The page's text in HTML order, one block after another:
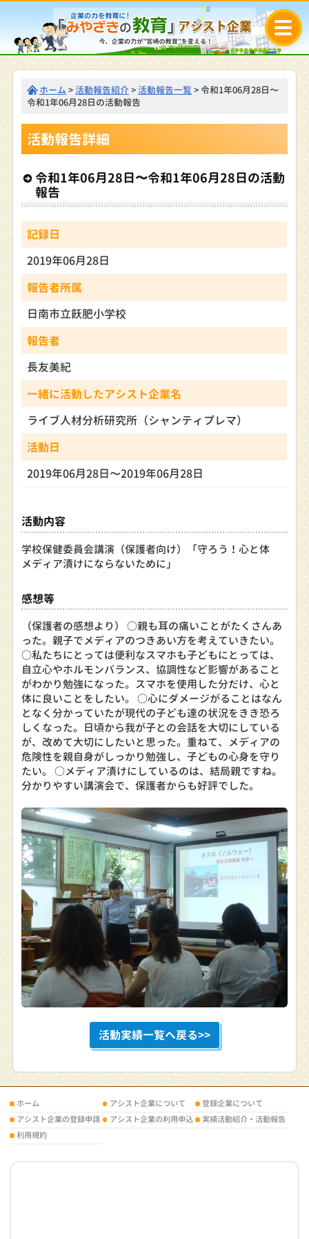
ホーム > 活動報告紹介 > 活動報告一覧> 令和1年06月28日〜
令和1年06月28日の活動報告
活動報告詳細
令和1年06月28日〜令和1年06月28日の活動
報告
記録日
2019年06月28日
報告者所属
日南市立飫肥小学校
報告者
長友美紀
一緒に活動したアシスト企業名
ライブ人材分析研究所（シャンティプレマ）
活動日
2019年06月28日〜2019年06月28日
活動内容
学校保健委員会講演（保護者向け）「守ろう！心と体
メディア漬けにならないために」
感想等
（保護者の感想より） ○親も耳の痛いことがたくさんあ
った。親子でメディアのつきあい方を考えていきたい。
○私たちにとっては便利なスマホも子どもにとっては、
自立心やホルモンバランス、協調性など影響があること
がわかり勉強になった。スマホを使用した分だけ、心と
体に良いことをしたい。 ○心にダメージがることはなん
となく分かっていたが現代の子ども達の状況をきき恐ろ
しくなった。日頃から我が子との会話を大切にしている
が、改めて大切にしたいと思った。重ねて、メディアの
危険性を親自身がしっかり勉強し、子どもの心身を守り
たい。 ○メディア漬けにしているのは、結局親ですね。
分かりやすい講演会で、保護者からも好評でした。
活動実績一覧へ戻る>>
ホーム アシスト企業について
登録企業について
アシスト企業の登録申請
アシスト企業の利用申込
実績活動紹介・活動報告
利用規約